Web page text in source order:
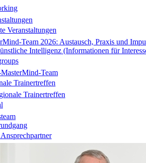
Veranstaltungen
Team 2026: Austausch, Praxis und
Intelligenz (Informationen für
Team
Trainertreffen
Trainertreffen
Ansprechpartner